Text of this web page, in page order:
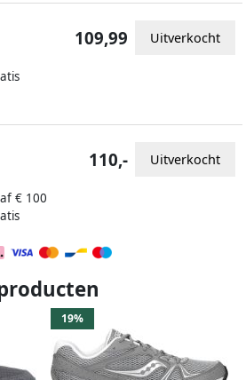
109,99 Uitverkocht
€ 100
110,- Uitverkocht
19%